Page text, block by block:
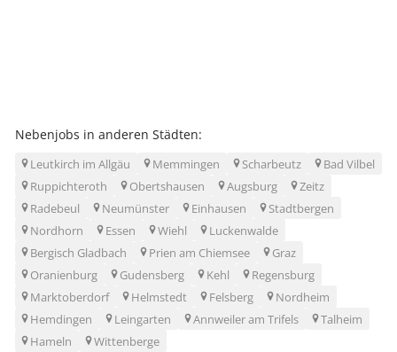
Nebenjobs in anderen Städten:
Leutkirch im Allgäu Memmingen Scharbeutz
Bad Vilbel
Ruppichteroth
Obertshausen Augsburg
Zeitz
Radebeul
Neumünster Einhausen
Stadtbergen
Nordhorn
Essen Wiehl
Luckenwalde
Bergisch Gladbach
Prien am Chiemsee
Graz
Oranienburg
Gudensberg Kehl
Regensburg
Marktoberdorf
Helmstedt Felsberg
Nordheim
Hemdingen
Leingarten Annweiler am Trifels
Talheim
Hameln
Wittenberge